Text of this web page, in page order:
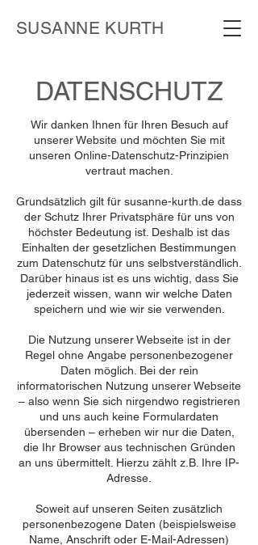
SUSANNE KURTH
DATENSCHUTZ
Wir danken Ihnen für Ihren Besuch auf
unserer Website und möchten Sie mit
unseren Online-Datenschutz-Prinzipien
vertraut machen.
Grundsätzlich gilt für susanne-kurth.de dass
der Schutz Ihrer Privatsphäre für uns von
höchster Bedeutung ist. Deshalb ist das
Einhalten der gesetzlichen Bestimmungen
zum Datenschutz für uns selbstverständlich.
Darüber hinaus ist es uns wichtig, dass Sie
jederzeit wissen, wann wir welche Daten
speichern und wie wir sie verwenden.
Die Nutzung unserer Webseite ist in der
Regel ohne Angabe personenbezogener
Daten möglich. Bei der rein
informatorischen Nutzung unserer Webseite
– also wenn Sie sich nirgendwo registrieren
und uns auch keine Formulardaten
übersenden – erheben wir nur die Daten,
die Ihr Browser aus technischen Gründen
an uns übermittelt. Hierzu zählt z.B. Ihre IP-
Adresse.
Soweit auf unseren Seiten zusätzlich
personenbezogene Daten (beispielsweise
Name, Anschrift oder E-Mail-Adressen)